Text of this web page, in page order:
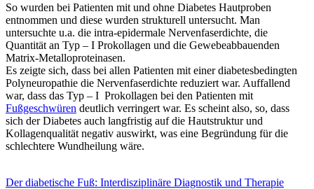
So wurden bei Patienten mit und ohne Diabetes Hautproben
entnommen und diese wurden strukturell untersucht. Man
untersuchte u.a. die intra-epidermale Nervenfaserdichte, die
Quantität an Typ – I Prokollagen und die Gewebeabbauenden
Matrix-Metalloproteinasen.
Es zeigte sich, dass bei allen Patienten mit einer diabetesbedingten
Polyneuropathie die Nervenfaserdichte reduziert war. Auffallend
war, dass das Typ – I Prokollagen bei den Patienten mit
Fußgeschwüren deutlich verringert war. Es scheint also, so, dass
sich der Diabetes auch langfristig auf die Hautstruktur und
Kollagenqualität negativ auswirkt, was eine Begründung für die
schlechtere Wundheilung wäre.
Der diabetische Fuß: Interdisziplinäre Diagnostik und Therapie